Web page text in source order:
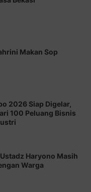
Makan Sop
2026 Siap Digelar,
100 Peluang Bisnis
Haryono Masih
Warga